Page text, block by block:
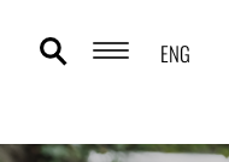
ENG
POLITIKOMRÅDER